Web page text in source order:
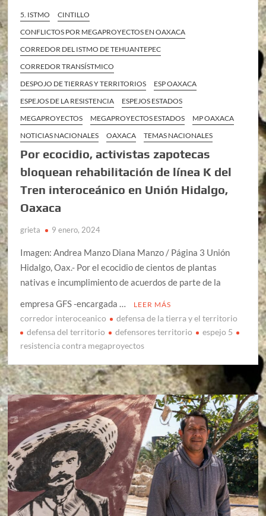
5. ISTMO
CINTILLO
CONFLICTOS POR MEGAPROYECTOS EN OAXACA
CORREDOR DEL ISTMO DE TEHUANTEPEC
CORREDOR TRANSÍSTMICO
DESPOJO DE TIERRAS Y TERRITORIOS
ESP OAXACA
ESPEJOS DE LA RESISTENCIA
ESPEJOS ESTADOS
MEGAPROYECTOS
MEGAPROYECTOS ESTADOS
MP OAXACA
NOTICIAS NACIONALES
OAXACA TEMAS NACIONALES
Por ecocidio, activistas zapotecas
bloquean rehabilitación de línea K del
Tren interoceánico en Unión Hidalgo,
Oaxaca
grieta 9 enero, 2024
Imagen: Andrea Manzo Diana Manzo / Página 3 Unión
Hidalgo, Oax.- Por el ecocidio de cientos de plantas
nativas e incumplimiento de acuerdos de parte de la
empresa GFS -encargada …
LEER MÁS
corredor interoceanico
defensa de la tierra y el territorio
defensa del territorio
defensores territorio
espejo 5
resistencia contra megaproyectos